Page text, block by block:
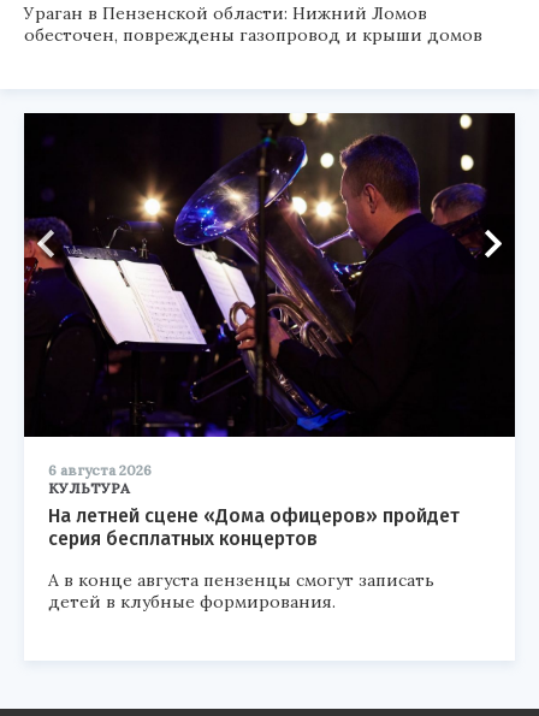
Ураган в Пензенской области: Нижний Ломов
обесточен, повреждены газопровод и крыши домов
6 августа 2026
КУЛЬТУРА
На летней сцене «Дома офицеров» пройдет
серия бесплатных концертов
А в конце августа пензенцы смогут записать
детей в клубные формирования.